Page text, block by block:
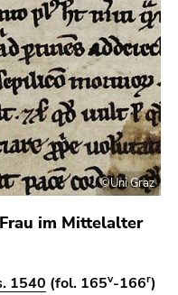
©Uni Graz
im Mittelalter
1540 (fol. 165v-166r)